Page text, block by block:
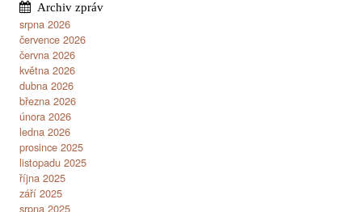
srpna 2026
července 2026
června 2026
května 2026
dubna 2026
března 2026
února 2026
ledna 2026
prosince 2025
listopadu 2025
října 2025
září 2025
srpna 2025